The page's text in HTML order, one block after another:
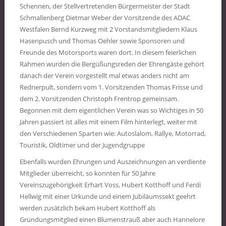
Schennen, der Stellvertretenden Bürgermeister der Stadt
Schmallenberg Dietmar Weber der Vorsitzende des ADAC
Westfalen Bernd Kurzweg mit 2 Vorstandsmitgliedern Klaus
Hasenpusch und Thomas Oehler sowie Sponsoren und
Freunde des Motorsports waren dort. In diesem feierlichen
Rahmen wurden die Bergüßungsreden der Ehrengäste gehört
danach der Verein vorgestellt mal etwas anders nicht am
Rednerpult, sondern vom 1. Vorsitzenden Thomas Frisse und
dem 2. Vorsitzenden Christoph Frentrop gemeinsam.
Begonnen mit dem eigentlichen Verein was so Wichtiges in 50
Jahren passiert ist alles mit einem Film hinterlegt, weiter mit
den Verschiedenen Sparten wie: Autoslalom, Rallye, Motorrad,
Touristik, Oldtimer und der Jugendgruppe
Ebenfalls wurden Ehrungen und Auszeichnungen an verdiente
Mitglieder überreicht, so konnten für 50 Jahre
Vereinszugehörigkeit Erhart Voss, Hubert Kotthoff und Ferdi
Hellwig mit einer Urkunde und einem Jubiläumssekt geehrt
werden zusätzlich bekam Hubert Kotthoff als
Gründungsmitglied einen Blumenstrauß aber auch Hannelore